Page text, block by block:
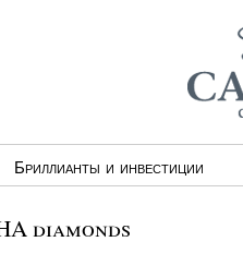
Бриллианты и инвестиции
diamonds